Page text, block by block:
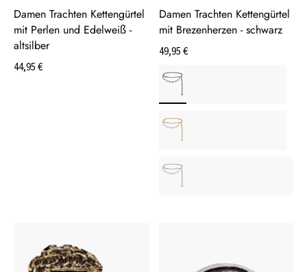
Damen Trachten Kettengürtel
mit Perlen und Edelweiß -
altsilber
44,95 €
Damen Trachten Kettengürtel
mit Brezenherzen - schwarz
49,95 €